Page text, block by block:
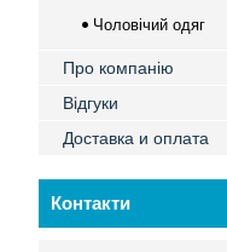
Чоловічий одяг
Про компанію
Відгуки
Доставка и оплата
Контакти